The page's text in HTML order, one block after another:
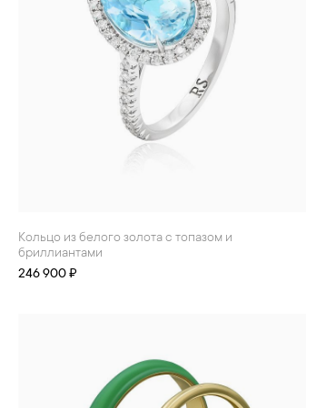
Кольцо из белого золота с топазом и
бриллиантами
246 900 ₽